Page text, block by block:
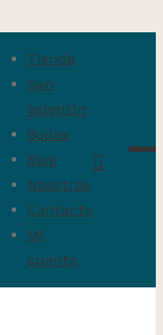
Tienda
San
Valentín
Bodas
Blog
Nosotros
Contacto
Mi
cuenta